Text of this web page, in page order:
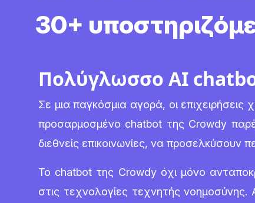
30+
Πολύγλωσσο AI
Σε μια παγκόσμια αγορά, οι
προσαρμοσμένο chatbot της Crowdy
διεθνείς επικοινωνίες, να
Το chatbot της Crowdy όχι μόνο
στις τεχνολογίες τεχνητής